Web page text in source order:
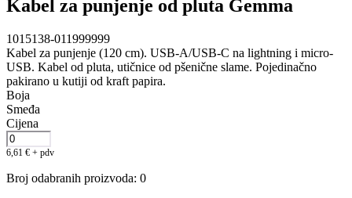
Kabel za punjenje od pluta Gemma
1015138-011999999
Kabel za punjenje (120 cm). USB-A/USB-C na lightning i micro-
USB. Kabel od pluta, utičnice od pšenične slame. Pojedinačno
pakirano u kutiji od kraft papira.
Boja
Smeđa
Cijena
6,61 € + pdv
Broj odabranih proizvoda: 0